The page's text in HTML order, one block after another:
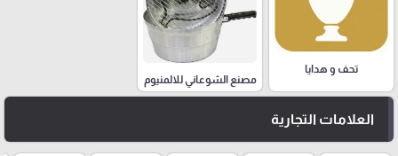
تحف و هدايا
مصنع الشوعاني للالمنيوم
العلامات التجارية